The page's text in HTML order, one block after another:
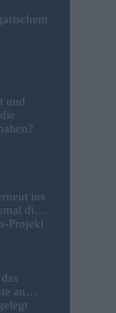
und
ins
die
Projekt
an